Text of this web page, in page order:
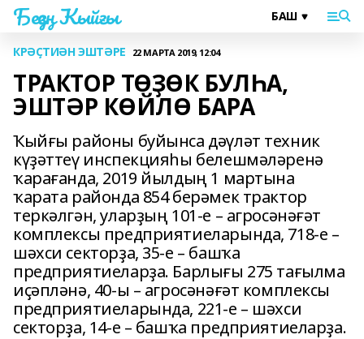
Беҙҙең Ҡыйғы
КРӘҪТИӘН ЭШТӘРЕ 22 МАРТА 2019, 12:04
ТРАКТОР ТӨҘӨК БУЛҺА,
ЭШТӘР КӨЙЛӨ БАРА
Ҡыйғы районы буйынса дәүләт техник
күҙәттеү инспекцияһы белешмәләренә
ҡарағанда, 2019 йылдың 1 мартына
ҡарата районда 854 берәмек трактор
теркәлгән, уларҙың 101-е – агросәнәғәт
комплексы предприятиеларында, 718-е –
шәхси секторҙа, 35-е – башҡа
предприятиеларҙа. Барлығы 275 тағылма
иҫәпләнә, 40-ы – агросәнәғәт комплексы
предприятиеларында, 221-е – шәхси
секторҙа, 14-е – башҡа предприятиеларҙа.